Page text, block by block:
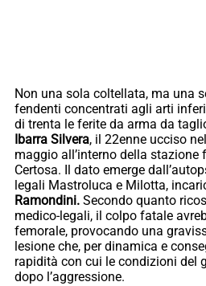
Non una sola coltellata, ma una
fendenti concentrati agli arti
di trenta le ferite da arma da
Ibarra Silvera, il 22enne ucciso
maggio all’interno della
Certosa. Il dato emerge
legali Mastroluca e Milotta,
Ramondini. Secondo quanto
medico-legali, il colpo fatale
femorale, provocando una
lesione che, per dinamica e
rapidità con cui le condizioni del
dopo l’aggressione.